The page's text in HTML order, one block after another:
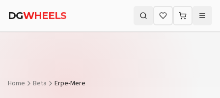
DGWHEELS Zoeken (⌘K)
Home Beta Erpe-Mere